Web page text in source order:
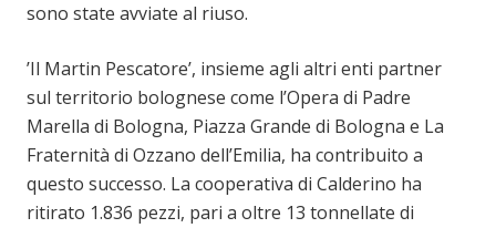
sono state avviate al riuso.
’Il Martin Pescatore’, insieme agli altri enti partner
sul territorio bolognese come l’Opera di Padre
Marella di Bologna, Piazza Grande di Bologna e La
Fraternità di Ozzano dell’Emilia, ha contribuito a
questo successo. La cooperativa di Calderino ha
ritirato 1.836 pezzi, pari a oltre 13 tonnellate di